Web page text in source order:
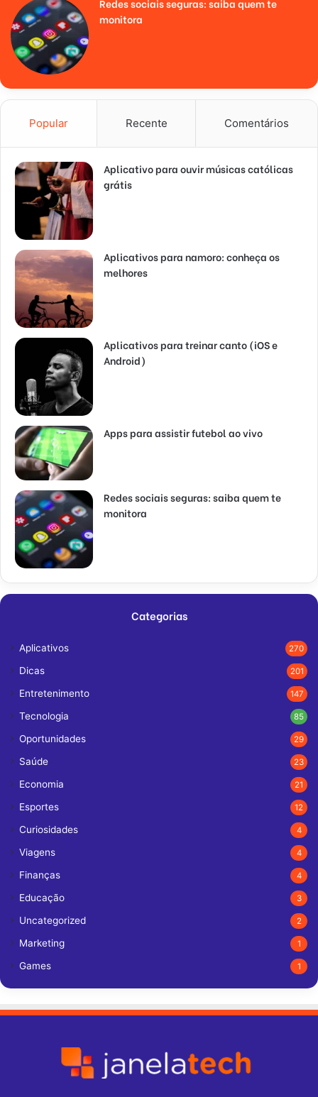
monitora
Popular Recente Comentários
Aplicativo para ouvir músicas católicas
grátis
Aplicativos para namoro: conheça os
melhores
Aplicativos para treinar canto (iOS e
Android)
Apps para assistir futebol ao vivo
Redes sociais seguras: saiba quem te
monitora
Categorias
Aplicativos 270
Dicas 201
Entretenimento 147
Tecnologia 85
Oportunidades 29
Saúde 23
Economia 21
Esportes 12
Curiosidades 4
Viagens 4
Finanças 4
Educação 3
Uncategorized 2
Marketing 1
Games 1